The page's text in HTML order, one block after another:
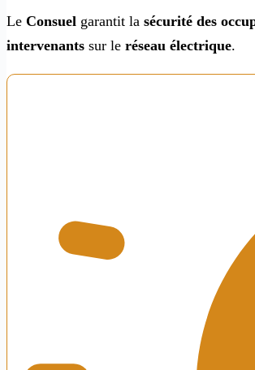
Le Consuel garantit la sécurité des
intervenants sur le réseau électrique.